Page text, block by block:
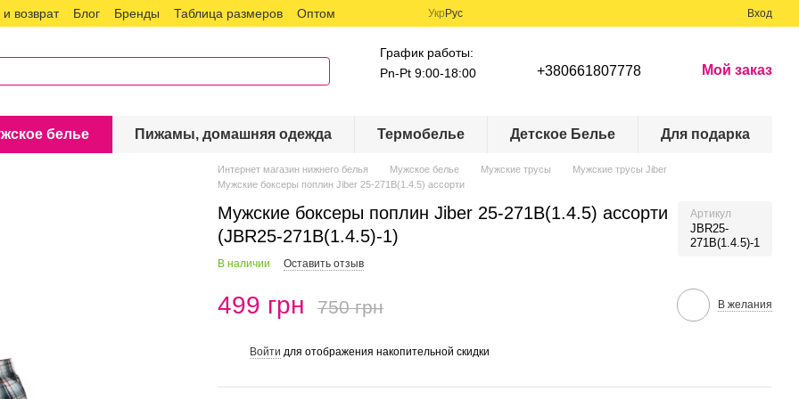
возврат Блог Бренды Таблица размеров Оптом Укр Рус Вход
График работы:
Pn-Pt 9:00-18:00
+380661807778 Мой заказ
белье Пижамы, домашняя одежда Термобелье Детское Белье Для подарка
Интернет магазин нижнего белья Мужское белье Мужские трусы
Мужские трусы Jiber
Мужские боксеры поплин Jiber 25-271B(1.4.5) ассорти
Мужские боксеры поплин Jiber 25-271B(1.4.5) ассорти
(JBR25-271B(1.4.5)-1)
Артикул
JBR25-
271B(1.4.5)-1
В наличии Оставить отзыв
499 грн 750 грн В желания
Войти для отображения накопительной скидки